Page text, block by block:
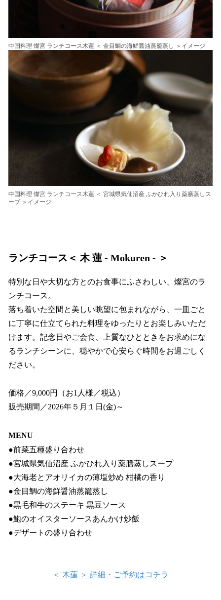
中国料理 燦宮 ランチコース木蓮 ＜ 金目鯛の海鮮醤油蒸籠蒸し ＞イメージ
中国料理 燦宮 ランチコース木蓮 ＜ 宮城県気仙沼産 ふかひれ入り薬膳蒸しス
ープ ＞イメージ
ランチコース＜ 木 蓮 - Mokuren - ＞
特別な日や大切な方とのお食事にふさわしい、燦宮のラ
ンチコース。
落ち着いた空間と美しい眺望に包まれながら、一皿ごと
に丁寧に仕立てられた料理をゆったりとお楽しみいただ
けます。記念日やご会食、上質なひとときをお求めにな
るランチシーンに、穏やかで心安らぐ時間をお過ごしく
ださい。
価格／9,000円（お1人様／税込）
販売期間／2026年５月１日(金)～
MENU
●前菜五種盛り合わせ
●宮城県気仙沼産 ふかひれ入り薬膳蒸しスープ
●大海老とアオリイカの薄塩炒め 柑橘の香り
●金目鯛の海鮮醤油蒸籠蒸し
●黒毛和牛のステーキ 黒豆ソース
●鮑のオイスターソースあんかけ炒飯
●デザートの盛り合わせ
＜ 木蓮 ＞ 詳細・ご予約はコチラ